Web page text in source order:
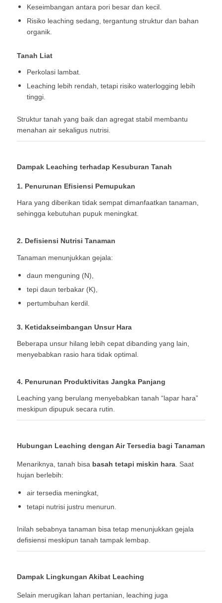
Keseimbangan antara pori besar dan kecil.
Risiko leaching sedang, tergantung struktur dan bahan
organik.
Tanah Liat
Perkolasi lambat.
Leaching lebih rendah, tetapi risiko waterlogging lebih
tinggi.
Struktur tanah yang baik dan agregat stabil membantu
menahan air sekaligus nutrisi.
Dampak Leaching terhadap Kesuburan Tanah
1. Penurunan Efisiensi Pemupukan
Hara yang diberikan tidak sempat dimanfaatkan tanaman,
sehingga kebutuhan pupuk meningkat.
2. Defisiensi Nutrisi Tanaman
Tanaman menunjukkan gejala:
daun menguning (N),
tepi daun terbakar (K),
pertumbuhan kerdil.
3. Ketidakseimbangan Unsur Hara
Beberapa unsur hilang lebih cepat dibanding yang lain,
menyebabkan rasio hara tidak optimal.
4. Penurunan Produktivitas Jangka Panjang
Leaching yang berulang menyebabkan tanah “lapar hara”
meskipun dipupuk secara rutin.
Hubungan Leaching dengan Air Tersedia bagi Tanaman
Menariknya, tanah bisa basah tetapi miskin hara. Saat
hujan berlebih:
air tersedia meningkat,
tetapi nutrisi justru menurun.
Inilah sebabnya tanaman bisa tetap menunjukkan gejala
defisiensi meskipun tanah tampak lembap.
Dampak Lingkungan Akibat Leaching
Selain merugikan lahan pertanian, leaching juga